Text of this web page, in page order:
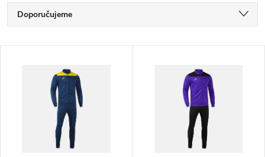
Ř
a
Doporučujeme
Nejprodávanější
Abecedně